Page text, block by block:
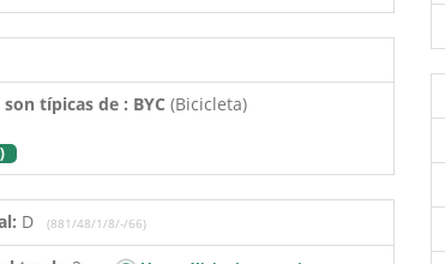
típicas de : BYC (Bicicleta)
D (881/48/1/8/-/66)